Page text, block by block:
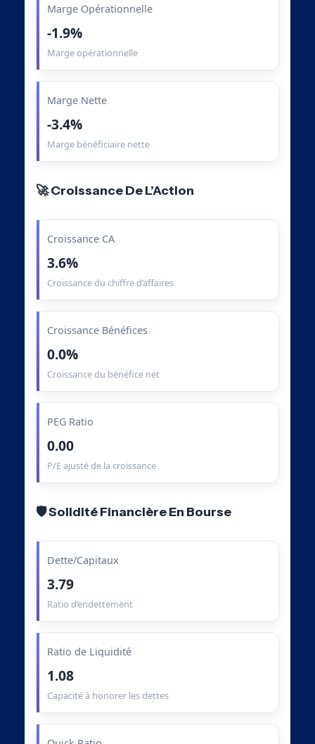
Marge Opérationnelle
-1.9%
Marge opérationnelle
Marge Nette
-3.4%
Marge bénéficiaire nette
🚀 Croissance De L’Action
Croissance CA
3.6%
Croissance du chiffre d’affaires
Croissance Bénéfices
0.0%
Croissance du bénéfice net
PEG Ratio
0.00
P/E ajusté de la croissance
🛡️ Solidité Financière En Bourse
Dette/Capitaux
3.79
Ratio d’endettement
Ratio de Liquidité
1.08
Capacité à honorer les dettes